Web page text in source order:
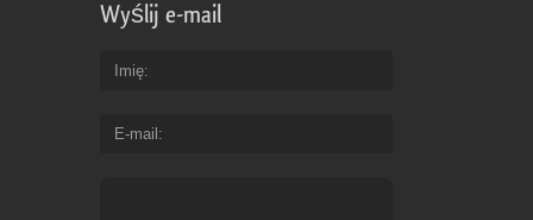
Wyślij e-mail
Imię
E-mail